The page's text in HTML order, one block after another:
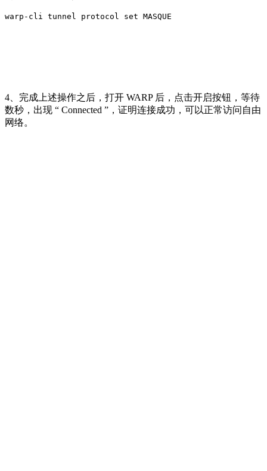
warp-cli tunnel protocol set MASQUE
4、完成上述操作之后，打开 WARP 后，点击开启按钮，等待
数秒，出现 “ Connected ”，证明连接成功，可以正常访问自由
网络。